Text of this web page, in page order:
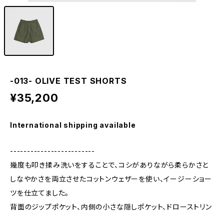
-013- OLIVE TEST SHORTS
¥35,200
International shipping available
-------------------------
幾度も叩き揉み洗いをすることで、コシがありながら柔らかさと
しなやかさを両立させたコットンウェザーを使い、イージーショー
ツを仕立てました。
背面のジップポケット、内側の小さな隠しポケット、ドローストリン